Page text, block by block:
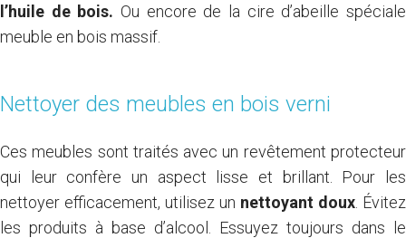
l’huile de bois. Ou encore de la cire d’abeille spéciale
meuble en bois massif.
Nettoyer des meubles en bois verni
Ces meubles sont traités avec un revêtement protecteur
qui leur confère un aspect lisse et brillant. Pour les
nettoyer efficacement, utilisez un nettoyant doux . Évitez
les produits à base d’alcool. Essuyez toujours dans le